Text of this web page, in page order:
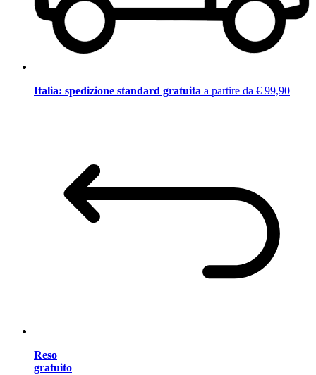
Italia: spedizione standard gratuita a partire da € 99,90
Reso
gratuito